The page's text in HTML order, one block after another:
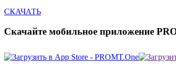
СКАЧАТЬ
Скачайте мобильное приложение